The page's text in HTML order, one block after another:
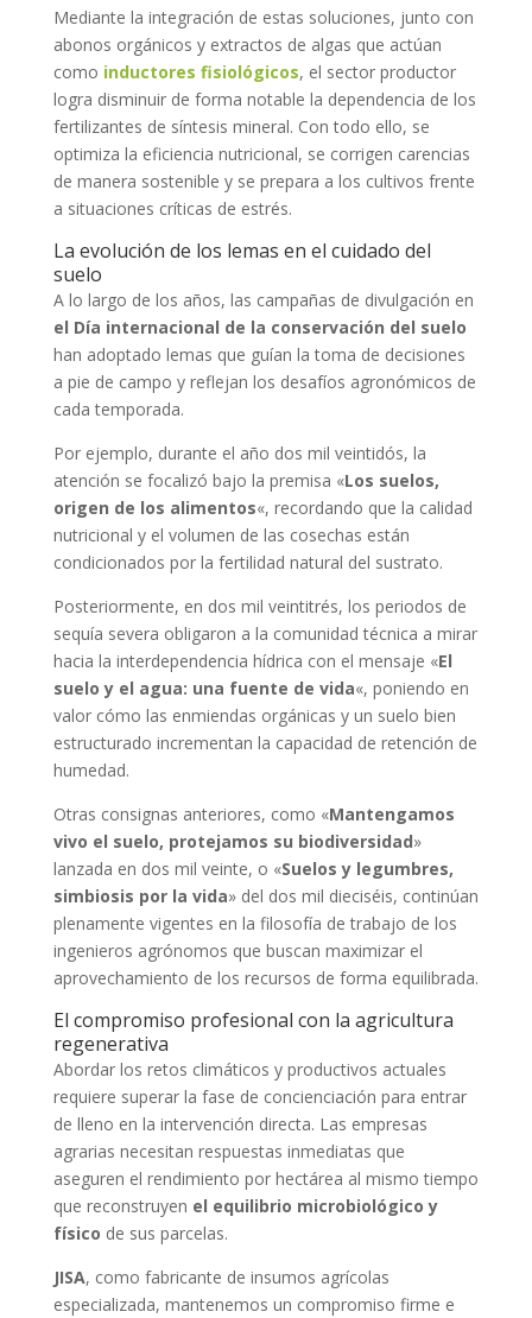
Mediante la integración de estas soluciones, junto con
abonos orgánicos y extractos de algas que actúan
como inductores fisiológicos, el sector productor
logra disminuir de forma notable la dependencia de los
fertilizantes de síntesis mineral. Con todo ello, se
optimiza la eficiencia nutricional, se corrigen carencias
de manera sostenible y se prepara a los cultivos frente
a situaciones críticas de estrés.
La evolución de los lemas en el cuidado del
suelo
A lo largo de los años, las campañas de divulgación en
el Día internacional de la conservación del suelo
han adoptado lemas que guían la toma de decisiones
a pie de campo y reflejan los desafíos agronómicos de
cada temporada.
Por ejemplo, durante el año dos mil veintidós, la
atención se focalizó bajo la premisa «Los suelos,
origen de los alimentos«, recordando que la calidad
nutricional y el volumen de las cosechas están
condicionados por la fertilidad natural del sustrato.
Posteriormente, en dos mil veintitrés, los periodos de
sequía severa obligaron a la comunidad técnica a mirar
hacia la interdependencia hídrica con el mensaje «El
suelo y el agua: una fuente de vida«, poniendo en
valor cómo las enmiendas orgánicas y un suelo bien
estructurado incrementan la capacidad de retención de
humedad.
Otras consignas anteriores, como «Mantengamos
vivo el suelo, protejamos su biodiversidad»
lanzada en dos mil veinte, o «Suelos y legumbres,
simbiosis por la vida» del dos mil dieciséis, continúan
plenamente vigentes en la filosofía de trabajo de los
ingenieros agrónomos que buscan maximizar el
aprovechamiento de los recursos de forma equilibrada.
El compromiso profesional con la agricultura
regenerativa
Abordar los retos climáticos y productivos actuales
requiere superar la fase de concienciación para entrar
de lleno en la intervención directa. Las empresas
agrarias necesitan respuestas inmediatas que
aseguren el rendimiento por hectárea al mismo tiempo
que reconstruyen el equilibrio microbiológico y
físico de sus parcelas.
JISA, como fabricante de insumos agrícolas
especializada, mantenemos un compromiso firme e